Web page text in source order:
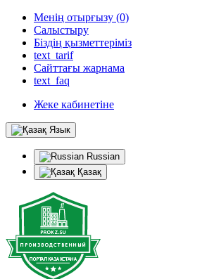
Менің отырғызу (0)
Салыстыру
Біздің қызметтеріміз
text_tarif
Сайттағы жарнама
text_faq
Жеке кабинетіне
Язык
Russian
Қазақ